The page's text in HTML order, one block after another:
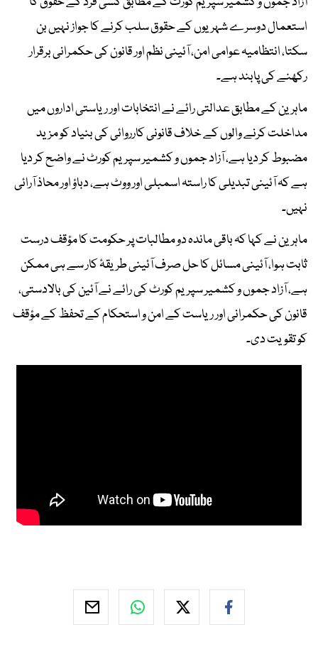
استعمال دوسرے شہریوں کے حقوق سلب کرنے کا جواز نہیں بن
سکتا، انتظامیہ عوامی امن، آئینی نظم اور قانون کی حکمرانی برقرار
رکھنے کی پابند ہے۔
ماہرین کے مطابق عدالتی رائے نے انتخابات اور ریاستی اداروں میں
مداخلت کرنے والوں کے خلاف قانونی کارروائی کی بنیاد کو مزید
مضبوط کر دیا ہے، آزاد جموں و کشمیر سپریم کورٹ نے واضح کر دیا
ہے کہ آئینی تبدیلی کا راستہ اسمبلی اور ووٹ ہے، دباؤ اور محاذ آرائی
نہیں۔
ماہرین نے کہا کہ باقی ماندہ دو مطالبات پر حکومت کا مؤقف درست
ثابت ہوا، آئینی مسائل کا حل صرف آئینی طریقۂ کار سے ہی ممکن
ہے، آزاد جموں و کشمیر سپریم کورٹ کی رائے نے آئین کی بالادستی،
قانون کی حکمرانی اور ریاست کے امن و استحکام کے تحفظ کے مؤقف
کو تقویت دی۔